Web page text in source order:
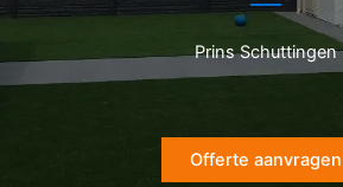
Prins Schuttingen
Offerte aanvragen